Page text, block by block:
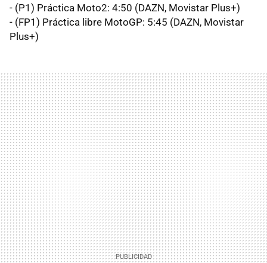
- (P1) Práctica Moto2: 4:50 (DAZN, Movistar Plus+)
- (FP1) Práctica libre MotoGP: 5:45 (DAZN, Movistar
Plus+)